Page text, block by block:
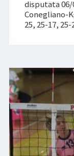
disputata 06/
Conegliano-
25, 25-17,